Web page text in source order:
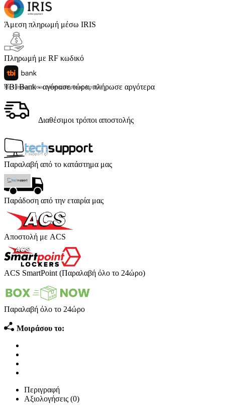
Άμεση πληρωμή μέσω IRIS
Πληρωμή με RF κωδικό
TBI Bank - αγόρασε τώρα, πλήρωσε αργότερα
Με 4 άτοκες δόσεις (κόστος υπηρεσίας 4 ευρώ)
Διαθέσιμοι τρόποι αποστολής
Παραλαβή από το κατάστημα μας
Παράδοση από την εταιρία μας
Αποστολή με ACS
ACS SmartPoint (Παραλαβή όλο το 24ώρο)
Παραλαβή όλο το 24ώρο
Μοιράσου το:
Περιγραφή
Αξιολογήσεις (0)